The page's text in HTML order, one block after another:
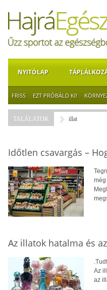
NYITÓLAP
FRISS EZT PRÓBÁLD KI!
TALÁLATOK illat
Időtlen csavargás –
még
Az illatok hatalma és
Az
az